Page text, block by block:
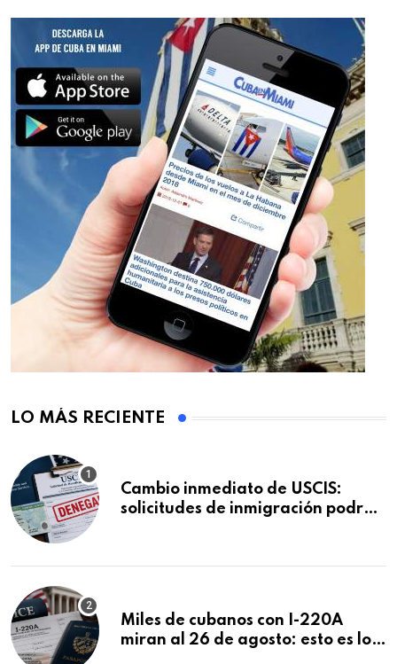
LO MÁS RECIENTE
Cambio inmediato de USCIS:
solicitudes de inmigración podrán
Miles de cubanos con I-220A
miran al 26 de agosto: esto es lo